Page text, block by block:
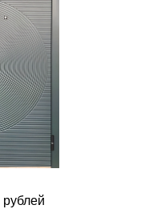
рублей